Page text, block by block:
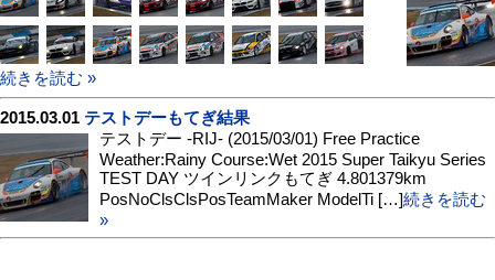
続きを読む »
2015.03.01 テストデーもてぎ結果
テストデー -RIJ- (2015/03/01) Free Practice
Weather:Rainy Course:Wet 2015 Super Taikyu Series
TEST DAY ツインリンクもてぎ 4.801379km
PosNoClsClsPosTeamMaker ModelTi […]続きを読む
»